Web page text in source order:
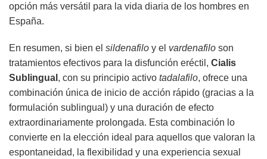
opción más versátil para la vida diaria de los hombres en
España.
En resumen, si bien el sildenafilo y el vardenafilo son
tratamientos efectivos para la disfunción eréctil, Cialis
Sublingual , con su principio activo tadalafilo, ofrece una
combinación única de inicio de acción rápido (gracias a la
formulación sublingual) y una duración de efecto
extraordinariamente prolongada. Esta combinación lo
convierte en la elección ideal para aquellos que valoran la
espontaneidad, la flexibilidad y una experiencia sexual